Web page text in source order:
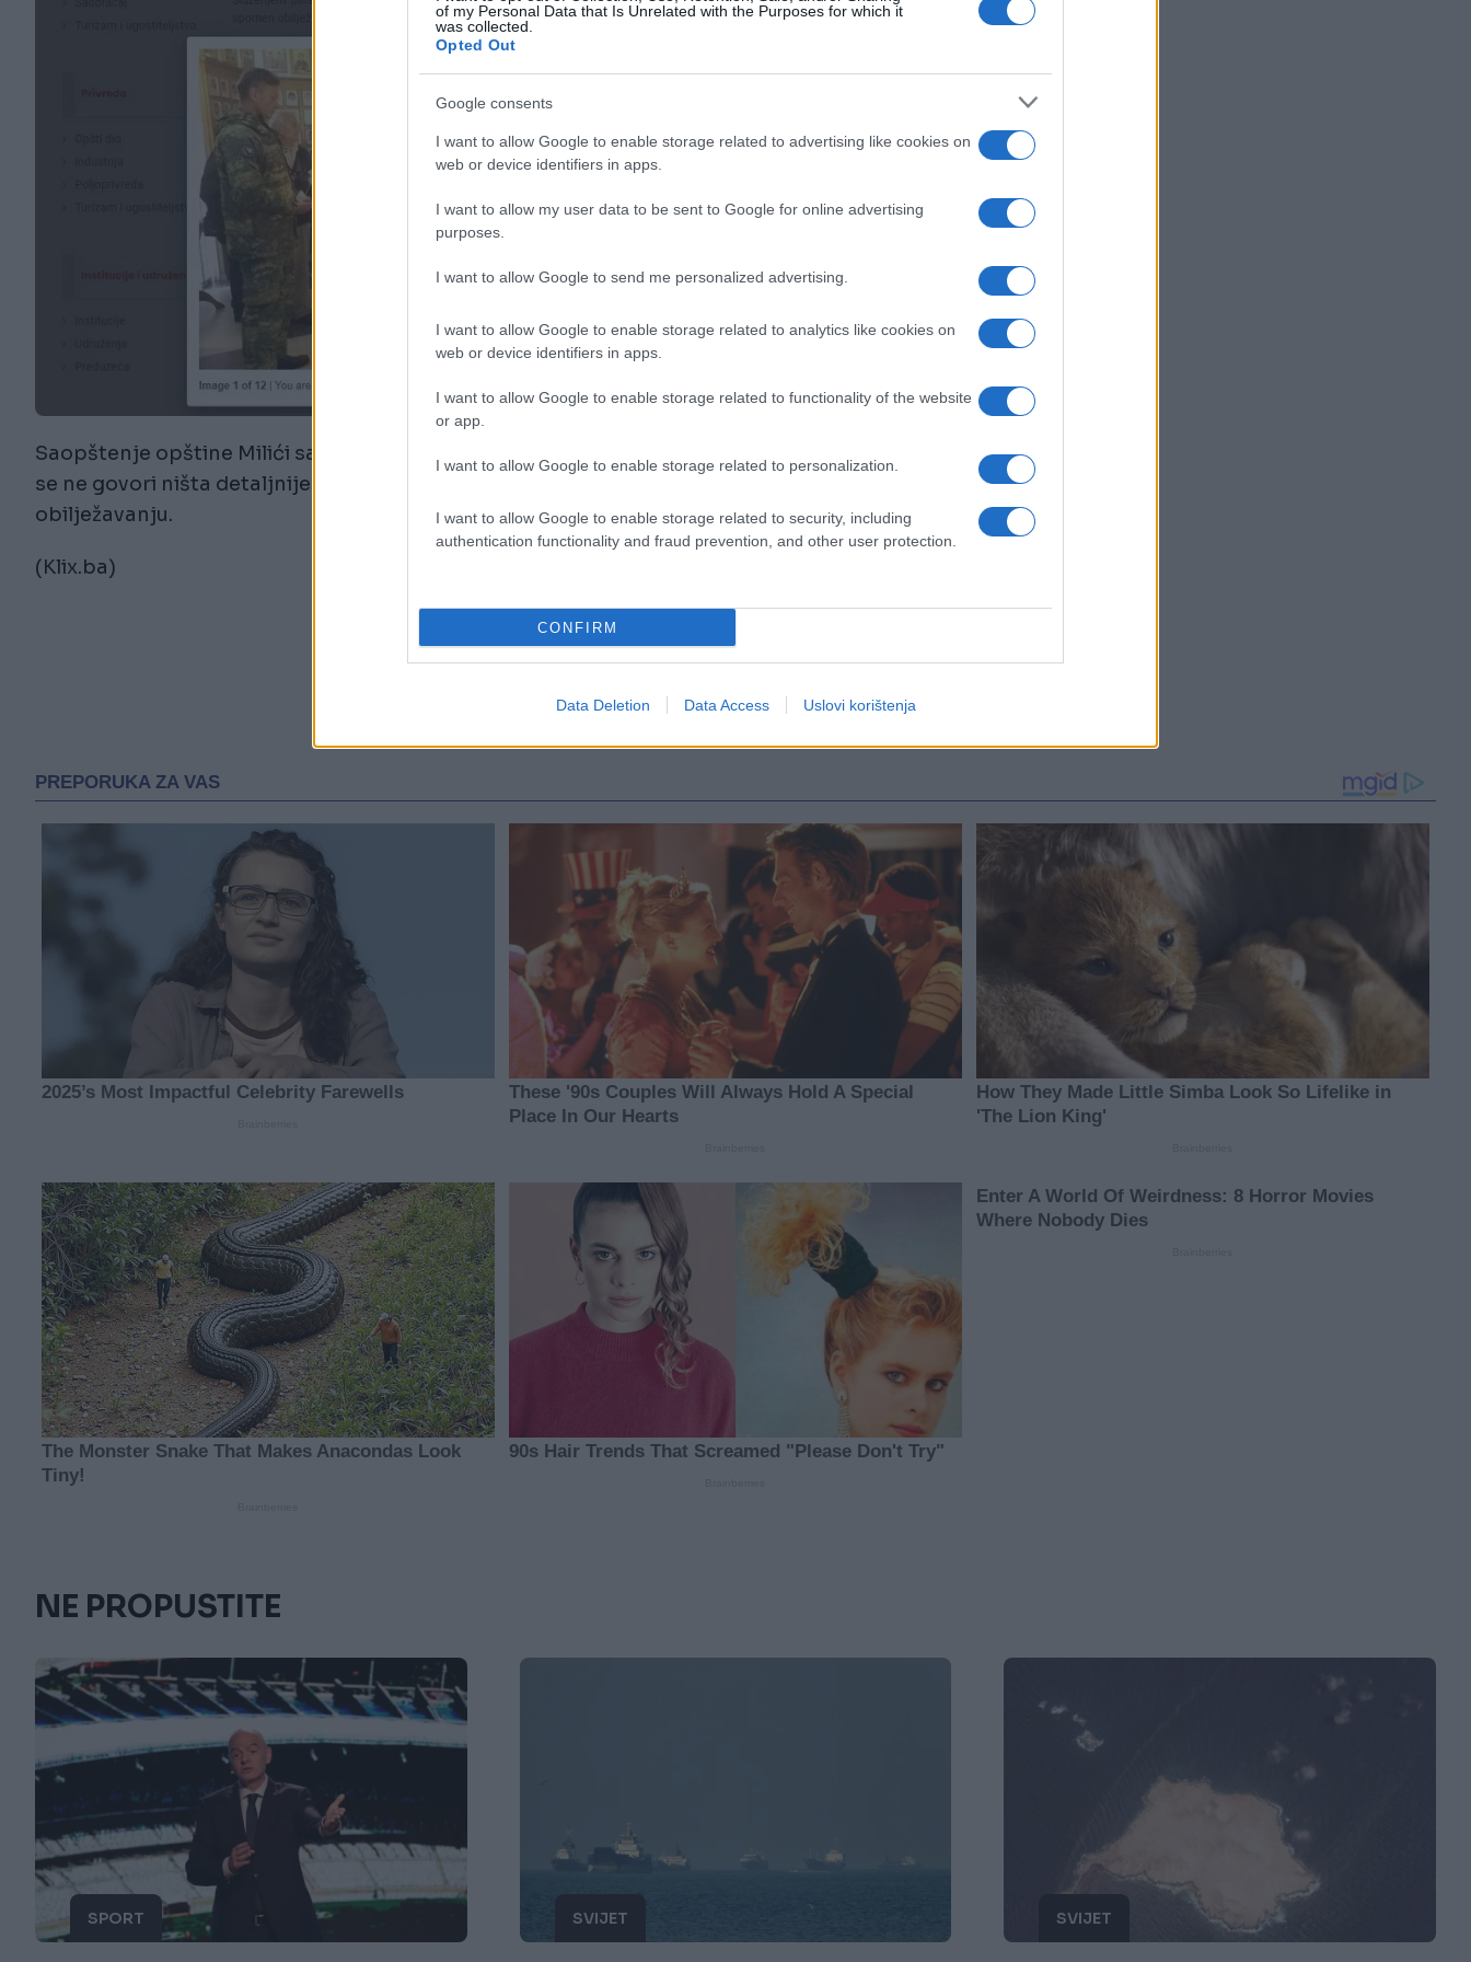
of my Personal Data that Is Unrelated with the Purposes for which it
was collected.
Opted Out
Google consents
I want to allow Google to enable storage related to advertising like cookies on
web or device identifiers in apps.
I want to allow my user data to be sent to Google for online advertising
purposes.
I want to allow Google to send me personalized advertising.
I want to allow Google to enable storage related to analytics like cookies on
web or device identifiers in apps.
I want to allow Google to enable storage related to functionality of the website
or app.
I want to allow Google to enable storage related to personalization.
I want to allow Google to enable storage related to security, including
authentication functionality and fraud prevention, and other user protection.
CONFIRM
Data Deletion Data Access Uslovi korištenja
Saopštenje opštine Milići sa fotografijom vojnika EUFOR-a (Screenshot)U saopćenju iz Milića
se ne govori ništa detaljnije o njegovom prisustvu, no iz priloženog je jasno da učestvuje u tom
obilježavanju.
(Klix.ba)
NE PROPUSTITE
SPORT SVIJET SVIJET